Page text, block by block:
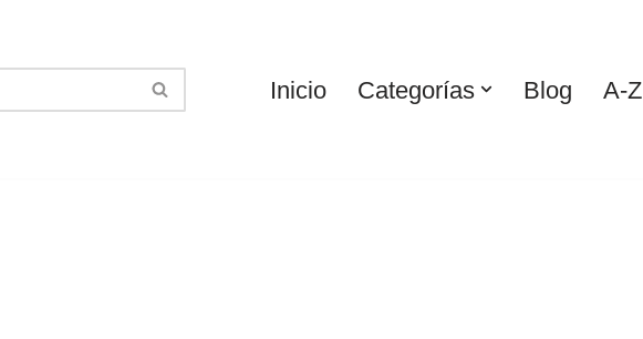
Inicio Categorías Blog A-Z